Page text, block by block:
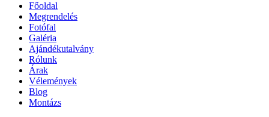
Főoldal
Megrendelés
Fotófal
Galéria
Ajándékutalvány
Rólunk
Árak
Vélemények
Blog
Montázs